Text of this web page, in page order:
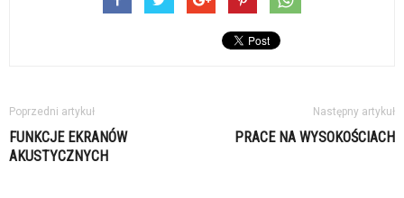
Poprzedni artykuł
FUNKCJE EKRANÓW
AKUSTYCZNYCH
Następny artykuł
PRACE NA WYSOKOŚCIACH